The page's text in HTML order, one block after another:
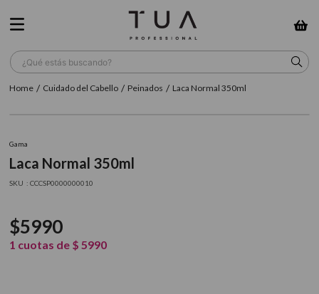
¿Qué estás buscando?
Cuidado del Cabello Peinados Laca Normal 350ml
Gama
Laca Normal 350ml
: CCCSP0000000010
$5990
1 cuotas de $ 5990
TÉRMINOS MÁS BUSCADOS
5. cepillo
6. gama